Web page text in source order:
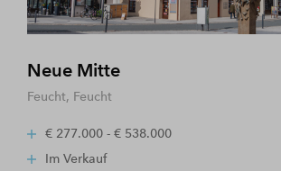
Neue Mitte
Feucht, Feucht
€ 277.000 - € 538.000
Im Verkauf